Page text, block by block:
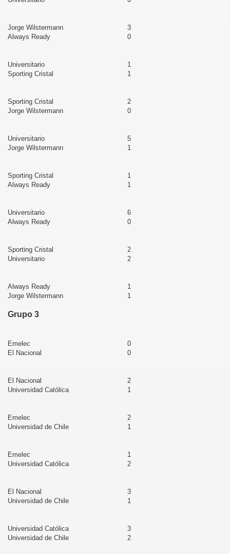
Jorge Wilstermann
3
Always Ready
0
Universitario
1
Sporting Cristal
1
Sporting Cristal
2
Jorge Wilstermann
0
Universitario
5
Jorge Wilstermann
1
Sporting Cristal
1
Always Ready
1
Universitario
6
Always Ready
0
Sporting Cristal
2
Universitario
2
Always Ready
1
Jorge Wilstermann
1
Grupo 3
Emelec
0
El Nacional
0
El Nacional
2
Universidad Católica
1
Emelec
2
Universidad de Chile
1
Emelec
1
Universidad Católica
2
El Nacional
3
Universidad de Chile
1
Universidad Católica
3
Universidad de Chile
2